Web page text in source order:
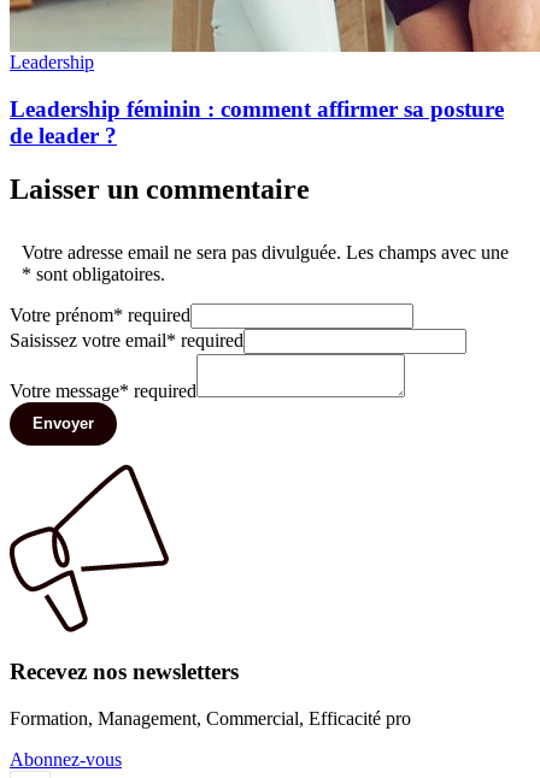
Leadership
Leadership féminin : comment affirmer sa posture
de leader ?
Laisser un commentaire
Votre adresse email ne sera pas divulguée. Les champs avec une
* sont obligatoires.
Votre prénom* required
Saisissez votre email* required
Votre message* required
Envoyer
Recevez nos newsletters
Formation, Management, Commercial, Efficacité pro
Abonnez-vous